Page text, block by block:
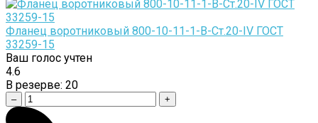
Фланец воротниковый 800-10-11-1-B-Cт.20-IV ГОСТ
33259-15
Ваш голос учтен
4.6
В резерве: 20
– +